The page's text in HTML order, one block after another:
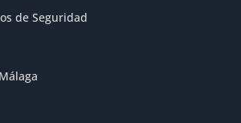
de Seguridad